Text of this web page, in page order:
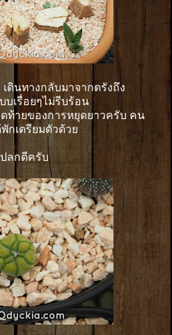
ดินทางกลับมาจากตรังถึง
บเรื่อยๆไม่รีบร้อน
ท้ายของการหยุดยาวครับ คน
พักเตรียมตัวด้วย
ปลกดีครับ